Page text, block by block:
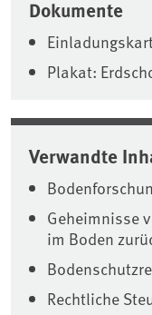
Dokumente
Plakat:
Verwandte
Geheimnisse
im Boden
Rechtliche